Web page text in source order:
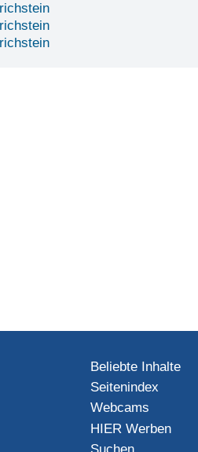
Beliebte Inhalte
Seitenindex
Webcams
HIER Werben